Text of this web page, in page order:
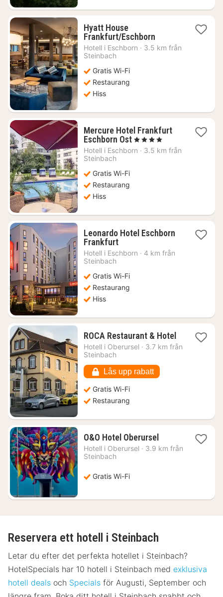
Hyatt House
Frankfurt/Eschborn1
natt
Hotell i Eschborn · 3.5 km från
Steinbach
Gratis Wi-Fi
Restaurang
Hiss
Mercure Hotel Frankfurt
Eschborn Ost1
natt
, 4 Stjärnor
Hotell i Eschborn · 3.5 km från
Steinbach
Gratis Wi-Fi
Restaurang
Hiss
Leonardo Hotel Eschborn
Frankfurt1
natt
kr.
Hotell i Eschborn · 4 km från
Steinbach
Gratis Wi-Fi
Restaurang
Hiss
ROCA Restaurant & Hotel1
natt
Hotell i Oberursel · 3.7 km från
Steinbach
Lås upp rabatt
Gratis Wi-Fi
Restaurang
O&O Hotel Oberursel1
natt
Hotell i Oberursel · 3.9 km från
Steinbach
Gratis Wi-Fi
Reservera ett hotell i Steinbach
Letar du efter det perfekta hotellet i Steinbach?
HotelSpecials har 10 hotell i Steinbach med exklusiva
hotell deals och Specials för Augusti, September och